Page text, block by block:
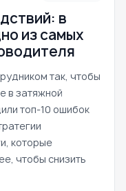
в
из самых
так, чтобы
в затяжной
топ-10 ошибок
которые
чтобы снизить